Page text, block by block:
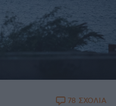
78 ΣΧΟΛΙΑ